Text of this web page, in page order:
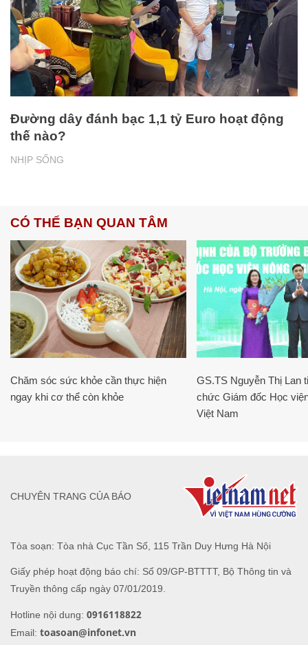
NHỊP SỐNG
Đường dây đánh bạc 1,1 tỷ Euro hoạt động
thế nào?
CÓ THỂ BẠN QUAN TÂM
Chăm sóc sức khỏe cần thực hiện
ngay khi cơ thể còn khỏe
GS.TS Nguyễn Thị Lan
chức Giám đốc Học
Việt Nam
Tòa soạn: Tòa nhà Cục Tần Số, 115 Trần Duy Hưng Hà Nội
Giấy phép hoạt động báo chí: Số 09/GP-BTTTT, Bộ Thông tin và
Truyền thông cấp ngày 07/01/2019.
Hotline nội dung: 0916118822
Email: toasoan@infonet.vn
CHUYÊN TRANG CỦA BÁO